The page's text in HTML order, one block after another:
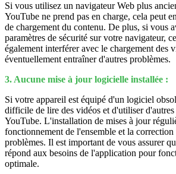
Si vous utilisez un navigateur Web plus
YouTube ne prend pas en charge, cela peut
de chargement du contenu. De plus, si vous
paramètres de sécurité sur votre navigateur,
également interférer avec le chargement des
éventuellement entraîner d'autres problèmes.
3. Aucune mise à jour logicielle installée :
Si votre appareil est équipé d'un logiciel
difficile de lire des vidéos et d'utiliser d'autres
YouTube. L'installation de mises à jour
fonctionnement de l'ensemble et la correction
problèmes. Il est important de vous assurer
répond aux besoins de l'application pour
optimale.